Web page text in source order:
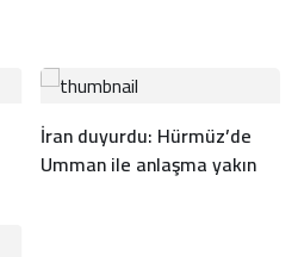
İran duyurdu: Hürmüz’de
Umman ile anlaşma yakın